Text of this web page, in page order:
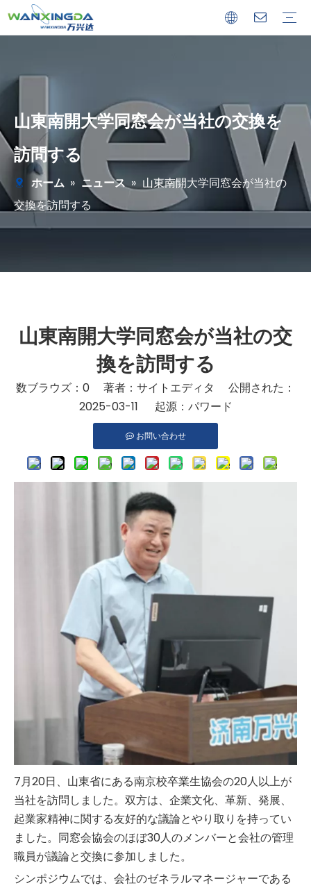
山東南開大学同窓会が当社の交換を
訪問する
ホーム » ニュース » 山東南開大学同窓会が当社の
交換を訪問する
山東南開大学同窓会が当社の交
換を訪問する
数ブラウズ： 0 著者：サイトエディタ 公開された：
2025-03-11 起源： パワード
お問い合わせ
7月20日、山東省にある南京校卒業生協会の20人以上が
当社を訪問しました。双方は、企業文化、革新、発展、
起業家精神に関する友好的な議論とやり取りを持ってい
ました。同窓会協会のほぼ30人のメンバーと会社の管理
職員が議論と交換に参加しました。
シンポジウムでは、会社のゼネラルマネージャーである